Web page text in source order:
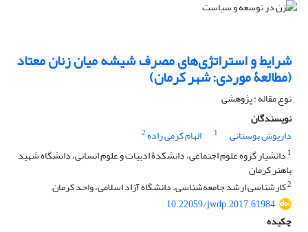
شرایط و استراتژی‌های مصرف شیشه میان زنان معتاد
(مطالعۀ موردی: شهر کرمان)
نوع مقاله : پژوهشی
نویسندگان
داریوش بوستانی
1 الهام کرمی زاده2
1 دانشیار گروه علوم اجتماعی، دانشکدۀ ادبیات و علوم انسانی، دانشگاه شهید
باهنر کرمان
2کارشناسی ارشد جامعه‌شناسی. دانشگاه آزاد اسلامی، واحد کرمان
10.22059/jwdp.2017.61984
چکیده